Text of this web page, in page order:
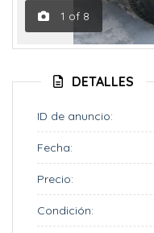
1 of 8
DETALLES
ID de anuncio:
Fecha:
Precio:
Condición: